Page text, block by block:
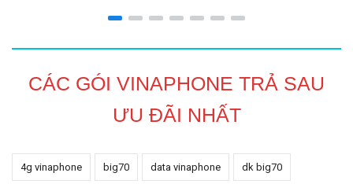
CÁC GÓI VINAPHONE TRẢ SAU
ƯU ĐÃI NHẤT
4g vinaphone big70 data vinaphone dk big70